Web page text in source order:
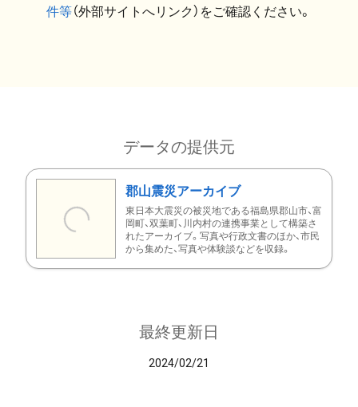
件等（外部サイトへリンク）をご確認ください。
データの提供元
郡山震災アーカイブ
東日本大震災の被災地である福島県郡山市、富
岡町、双葉町、川内村の連携事業として構築さ
れたアーカイブ。写真や行政文書のほか、市民
から集めた、写真や体験談などを収録。
最終更新日
2024/02/21